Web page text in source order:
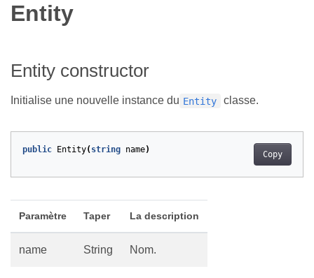
Entity
Entity constructor
Initialise une nouvelle instance du Entity classe.
Copy
public Entity( string name)
Paramètre Taper La description
name String Nom.